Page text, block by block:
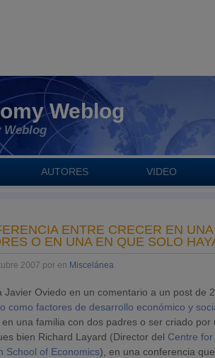
Weblog
Weblog
AUTORES VIDEO
ENTRE CRECER EN
O EN UNA EN QUE SOLO
2007 por en Miscelánea
Javier Oviedo en un comentario a un post de
como factores de desarrollo económico y
una familia con dos padres o ser criado por
bien Richard Layard (Director del Centre
School of Economics), en una conferencia